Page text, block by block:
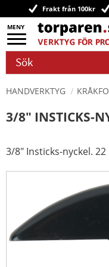
Meny
Frakt från 100kr
HANDVERKTYG
3/8" INSTICKS-
3/8" Insticks-nyckel.